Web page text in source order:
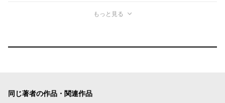
もっと見る
同じ著者の作品・関連作品